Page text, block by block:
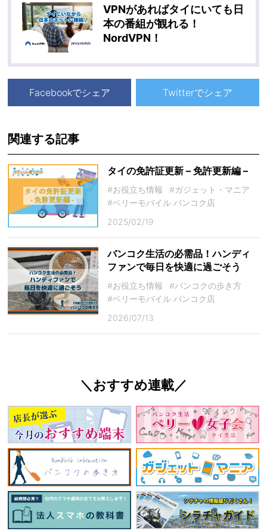
VPNがあればタイにいても日
本の番組が観れる！
NordVPN！
Facebookでシェア Twitterでシェア
関連する記事
タイの免許証更新 – 免許更新編 –
#お役立ち情報
#ガジェット・マニア
#ベリーモバイル バンコク店
2025/02/19
バンコク生活の必需品！ハンディ
ファンで毎日を快適に過ごそう
#お役立ち情報
#バンコクの歩き方
#ベリーモバイル バンコク店
2026/07/13
＼おすすめ連載／